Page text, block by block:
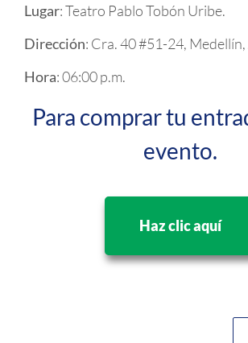
Lugar: Teatro Pablo Tobón Uribe.
Dirección: Cra. 40 #51-24,
Hora: 06:00 p.m.
Para comprar tu
evento.
Haz clic aquí